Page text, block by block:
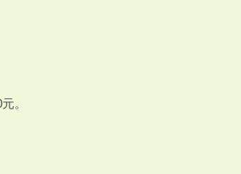
。